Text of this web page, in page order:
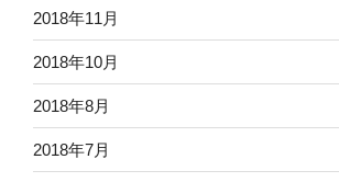
2018年11月
2018年10月
2018年8月
2018年7月